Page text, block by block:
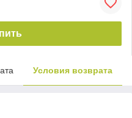
Условия возврата